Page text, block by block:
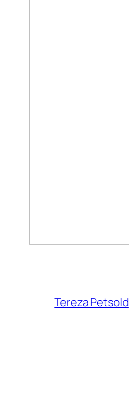
Tereza Petsold